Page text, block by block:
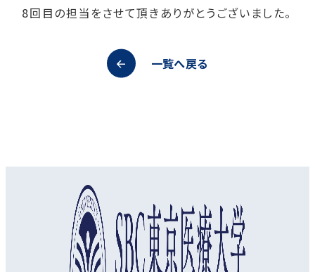
8回目の担当をさせて頂きありがとうございました。
一覧へ戻る